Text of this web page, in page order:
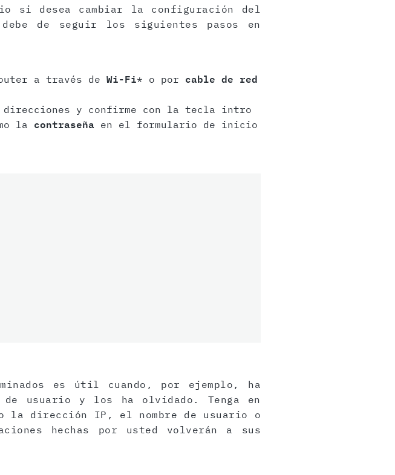
si desea cambiar la configuración del
debe de seguir los siguientes pasos en
a través de Wi-Fi* o por cable de red
y confirme con la tecla intro
la contraseña en el formulario de inicio
es útil cuando, por ejemplo, ha
usuario y los ha olvidado. Tenga en
la dirección IP, el nombre de usuario o
hechas por usted volverán a sus